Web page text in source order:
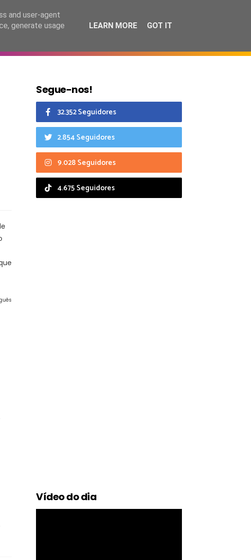
ESPECIAIS CALENDÁRIO
Segue-nos!
32.352 Seguidores
2.854 Seguidores
9.028 Seguidores
4.675 Seguidores
Vídeo do dia
and user-agent
generate usage
LEARN MORE GOT IT